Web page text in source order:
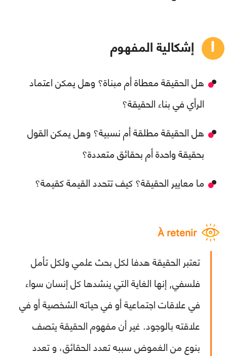
إشكالية المفهوم
هل الحقيقة معطاة أم مبناة؟ وهل يمكن اعتماد
الرأي في بناء الحقيقة؟
هل الحقيقة مطلقة أم نسبية؟ وهل يمكن القول
بحقيقة واحدة أم بحقائق متعددة؟
ما معايير الحقيقة؟ كيف تتحدد القيمة كقيمة؟
À retenir
تعتبر الحقيقة هدفا لكل بحث علمي ولكل تأمل
فلسفي, إنها الغاية التي ينشدها كل إنسان سواء
في علاقات اجتماعية أو في حياته الشخصية أو في
علاقته بالوجود. غير أن مفهوم الحقيقة يتصف
بنوع من الغموض سببه تعدد الحقائق، و تعدد